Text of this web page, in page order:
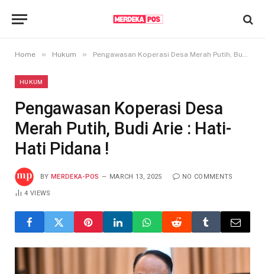
Home » Hukum » Pengawasan Koperasi Desa Merah Putih, Budi Arie : Hati-Hati Pidana !
HUKUM
Pengawasan Koperasi Desa
Merah Putih, Budi Arie : Hati-
Hati Pidana !
BY MERDEKA-POS MARCH 13, 2025 NO COMMENTS
4VIEWS